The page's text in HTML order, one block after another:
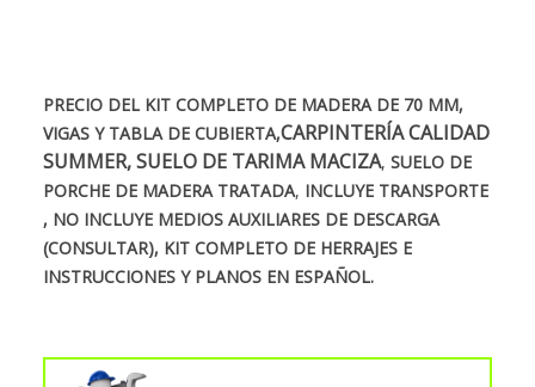
PRECIO DEL KIT COMPLETO DE MADERA DE 70 MM,
VIGAS Y TABLA DE CUBIERTA,CARPINTERÍACALIDAD
SUMMER, SUELO DE TARIMA MACIZA, SUELO DE
PORCHE DE MADERA TRATADA, INCLUYE TRANSPORTE
, NO INCLUYE MEDIOS AUXILIARES DE DESCARGA
(CONSULTAR), KIT COMPLETO DE HERRAJES E
INSTRUCCIONES Y PLANOS EN ESPAÑOL.